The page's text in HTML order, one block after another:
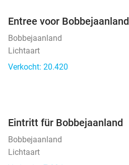
Entree voor Bobbejaanland
Bobbejaanland
Lichtaart
Verkocht: 20.420
Eintritt für Bobbejaanland
Bobbejaanland
Lichtaart